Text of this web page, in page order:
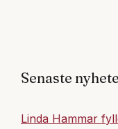
Senaste
Linda Hammar